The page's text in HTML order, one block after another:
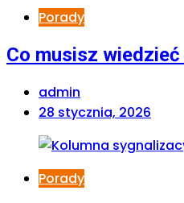
Porady
Co musisz
admin
28 stycznia, 2026
Porady